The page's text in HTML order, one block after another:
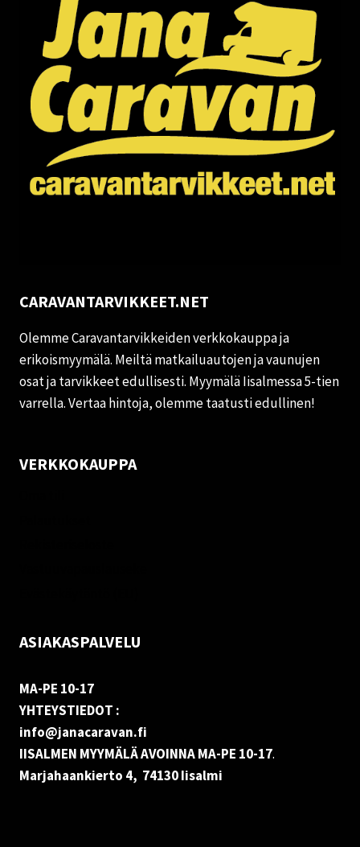
CARAVANTARVIKKEET.NET
Olemme Caravantarvikkeiden verkkokauppa ja
erikoismyymälä. Meiltä matkailuautojen ja vaunujen
osat ja tarvikkeet edullisesti. Myymälä Iisalmessa 5-tien
varrella. Vertaa hintoja, olemme taatusti edullinen!
VERKKOKAUPPA
ASIAKASPALVELU
MA-PE 10-17
YHTEYSTIEDOT :
info@janacaravan.fi
IISALMEN MYYMÄLÄ AVOINNA MA-PE 10-17.
Marjahaankierto 4, 74130 Iisalmi